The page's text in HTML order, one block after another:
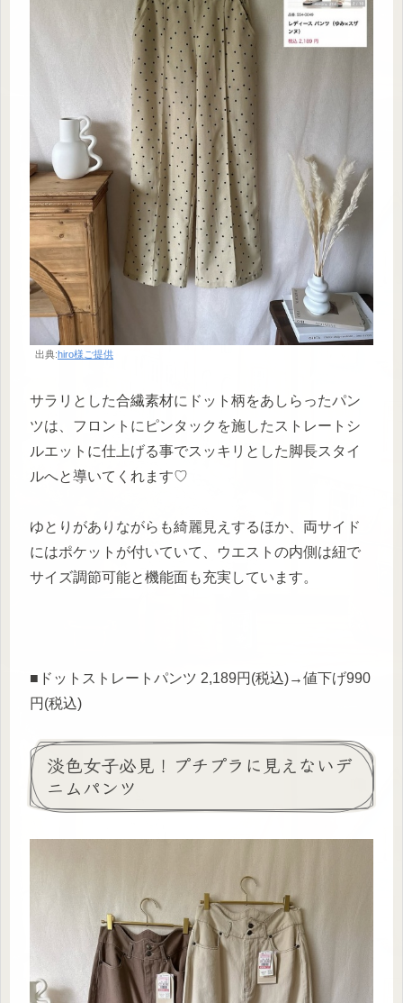
出典:hiro様ご提供
サラリとした合繊素材にドット柄をあしらったパン
ツは、フロントにピンタックを施したストレートシ
ルエットに仕上げる事でスッキリとした脚長スタイ
ルへと導いてくれます♡
ゆとりがありながらも綺麗見えするほか、両サイド
にはポケットが付いていて、ウエストの内側は紐で
サイズ調節可能と機能面も充実しています。
■ドットストレートパンツ 2,189円(税込)→値下げ990
円(税込)
淡色女子必見！プチプラに見えないデ
ニムパンツ